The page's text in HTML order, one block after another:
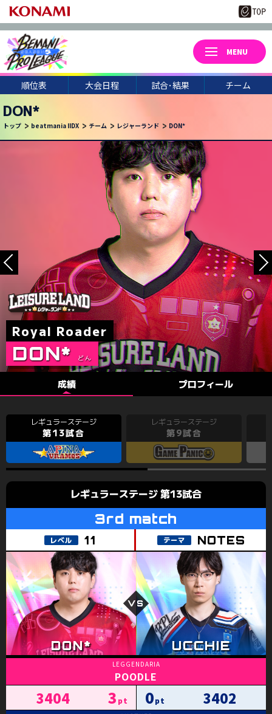
順位表 大会日程 試合･結果
3月22日(日)
チーム
CORI-
NIKE.
46*
TEMIKO
NEON
IGW.
LOOT
KKM*
UTSUHO
PAYA
INARI
U*TAKA
TAKWAN
CYBERX
LEO
DON*
DINASO
G*
NUCHIO
DON*
トップ beatmania IIDX チーム レジャーランド DON*
成績 プロフィール
第13試合 第9試合
第13試合
NOTES
POODLE
3404 3 3402
0